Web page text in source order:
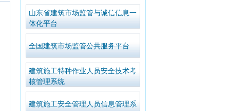
山东省建筑市场监管与诚信信息一
体化平台
全国建筑市场监管公共服务平台
建筑施工特种作业人员安全技术考
核管理系统
建筑施工安全管理人员信息管理系